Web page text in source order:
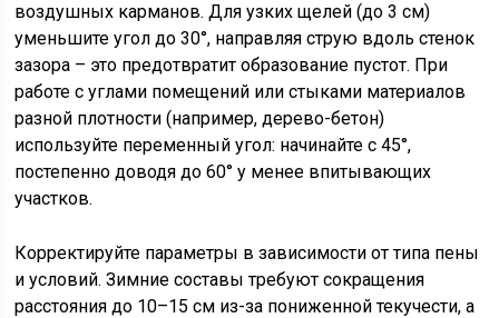
воздушных карманов. Для узких щелей (до 3 см)
уменьшите угол до 30°, направляя струю вдоль стенок
зазора – это предотвратит образование пустот. При
работе с углами помещений или стыками материалов
разной плотности (например, дерево-бетон)
используйте переменный угол: начинайте с 45°,
постепенно доводя до 60° у менее впитывающих
участков.
Корректируйте параметры в зависимости от типа пены
и условий. Зимние составы требуют сокращения
расстояния до 10–15 см из-за пониженной текучести, а